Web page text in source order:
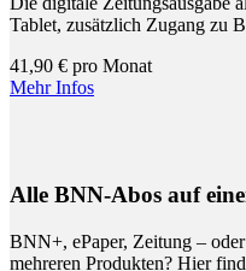
Tablet, zusätzlich Zugang zu
41,90 € pro Monat
Mehr Infos
Alle BNN-Abos auf
BNN+, ePaper, Zeitung –
mehreren Produkten? Hier